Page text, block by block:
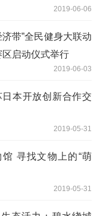
2019-06-06
带”全民健身大联动
区启动仪式举行
2019-06-03
本开放创新合作交
2019-05-31
寻找文物上的“萌
2019-05-31